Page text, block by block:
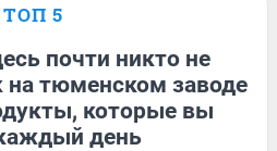
ТОП 5
почти никто не
на тюменском заводе
которые вы
день